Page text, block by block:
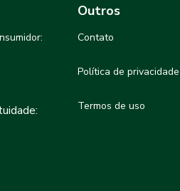
Outros
Contato
Política de privacidade
Termos de uso